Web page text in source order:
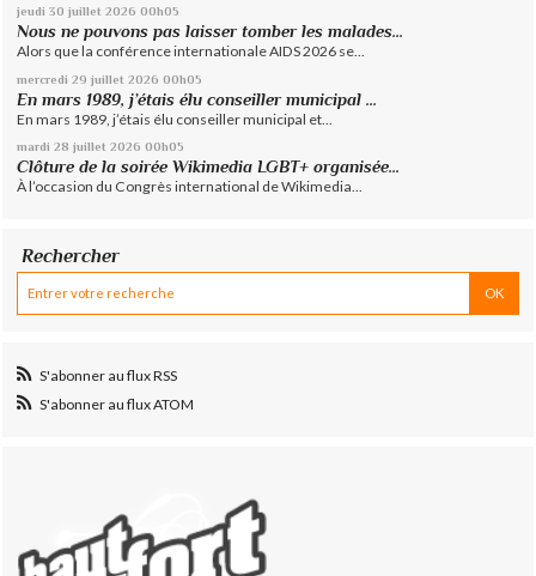
jeudi 30 juillet 2026 00h05
Nous ne pouvons pas laisser tomber les malades...
Alors que la conférence internationale AIDS 2026 se...
mercredi 29 juillet 2026 00h05
En mars 1989, j’étais élu conseiller municipal ...
En mars 1989, j’étais élu conseiller municipal et...
mardi 28 juillet 2026 00h05
Clôture de la soirée Wikimedia LGBT+ organisée...
À l’occasion du Congrès international de Wikimedia...
Rechercher
S'abonner au flux RSS
S'abonner au flux ATOM